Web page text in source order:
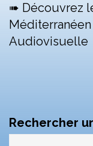
➠ Découvrez
Audiovisuelle
Rechercher